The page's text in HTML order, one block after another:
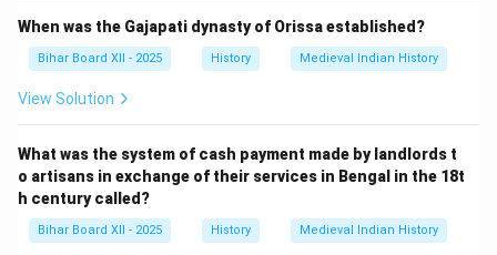
When was the Gajapati dynasty of Orissa established?
Bihar Board XII - 2025 History Medieval Indian History
View Solution
What was the system of cash payment made by landlords t
o artisans in exchange of their services in Bengal in the 18t
h century called?
Bihar Board XII - 2025 History Medieval Indian History